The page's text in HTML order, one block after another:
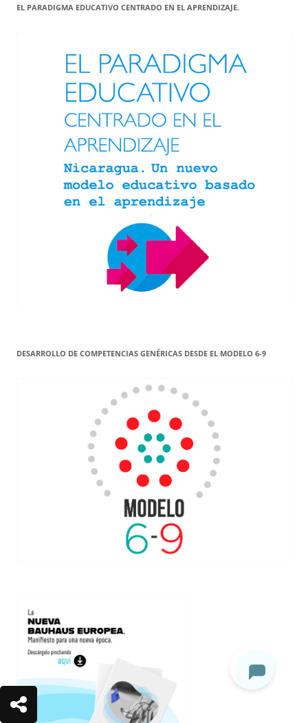
EL PARADIGMA EDUCATIVO CENTRADO EN EL APRENDIZAJE.
DESARROLLO DE COMPETENCIAS GENÉRICAS DESDE EL MODELO 6-9